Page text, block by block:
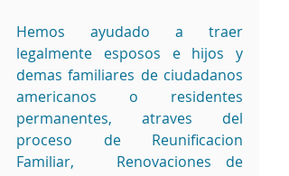
Hemos ayudado a traer
legalmente esposos e hijos y
demas familiares de ciudadanos
americanos o residentes
permanentes, atraves del
proceso de Reunificacion
Familiar,   Renovaciones de